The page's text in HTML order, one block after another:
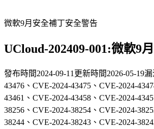
微軟9月安全補丁安全警告
UCloud-202409-001:微軟9
發布時間2024-09-11 更新時間2026-05-19
43476、CVE-2024-43475、CVE-2024-
43461、CVE-2024-43458、CVE-2024-
38256、CVE-2024-38254、CVE-2024-
38244、CVE-2024-38243、CVE-2024-